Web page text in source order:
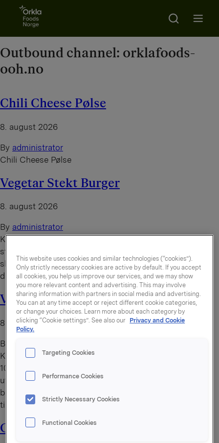
Go to frontpage
Search
Outbound channel: orklafoods-
ooh.no
Chili Cheese Pølse
8. august 2026
By administrator
Chili Cheese Pølse
Vegetar Stekt Burger
8. august 2026
By administrator
Kanskje verdens beste plantebaserte burger – ferdig
stekt. En plantebasert burger som er saftig og smaker
skikkelig digg. Tilberedning i convection-ovn som gjør
det enkelt å servere mange på en gang.
Vegetar Burger
8. august 2026
By
Kanskje verdens beste plantebaserte burger?
100% plantebasert burger som både smaker digg og ser
ut som en skikkelig god burger. Monteres som en vanlig
burger med de beste dressingene og sausene Idun kan
tilby. Et must på alle burgermenyer!
Ostepølse grov 3XL
This website uses cookies and similar technologies (“cookies”).
Only strictly necessary cookies are active by default. If you accept
all cookies, you help us improve our services, and we may show
you more relevant content and advertising. This may involve
sharing information with partners in social media and advertising.
You can at any time accept or reject different cookie categories,
or change your choices. Learn more about each category by
clicking “Cookie settings”. See also our Privacy and Cookie
Policy.
Targeting Cookies
Performance Cookies
Strictly Necessary Cookies
Functional Cookies